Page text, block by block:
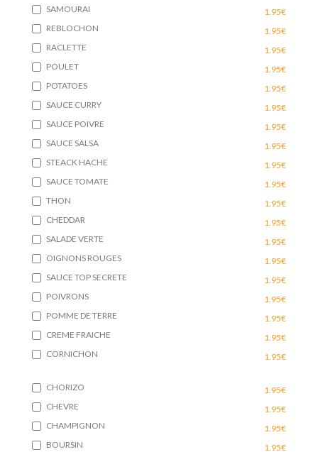
SAMOURAI
1.95€
REBLOCHON
1.95€
RACLETTE
1.95€
POULET
1.95€
POTATOES
1.95€
SAUCE CURRY
1.95€
SAUCE POIVRE
1.95€
SAUCE SALSA
1.95€
STEACK HACHE
1.95€
SAUCE TOMATE
1.95€
THON
1.95€
CHEDDAR
1.95€
SALADE VERTE
1.95€
OIGNONS ROUGES
1.95€
SAUCE TOP SECRETE
1.95€
POIVRONS
1.95€
POMME DE TERRE
1.95€
CREME FRAICHE
1.95€
CORNICHON
1.95€
CHORIZO
1.95€
CHEVRE
1.95€
CHAMPIGNON
1.95€
BOURSIN
1.95€